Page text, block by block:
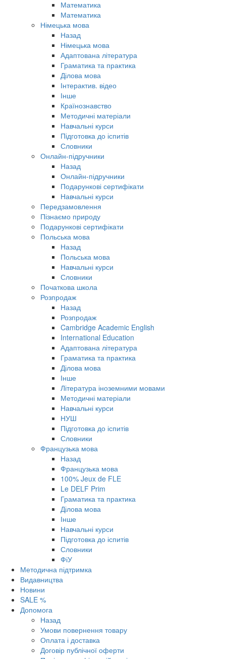
Математика
Математика
Німецька мова
Назад
Німецька мова
Адаптована література
Граматика та практика
Ділова мова
Інтерактив. відео
Інше
Країнознавство
Методичні матеріали
Навчальні курси
Підготовка до іспитів
Словники
Онлайн-підручники
Назад
Онлайн-підручники
Подарункові сертифікати
Навчальні курси
Передзамовлення
Пізнаємо природу
Подарункові сертифікати
Польська мова
Назад
Польська мова
Навчальні курси
Словники
Початкова школа
Розпродаж
Назад
Розпродаж
Cambridge Academic English
International Education
Адаптована література
Граматика та практика
Ділова мова
Інше
Література іноземними мовами
Методичні матеріали
Навчальні курси
НУШ
Підготовка до іспитів
Словники
Французька мова
Назад
Французька мова
100% Jeux de FLE
Le DELF Prim
Граматика та практика
Ділова мова
Інше
Навчальні курси
Підготовка до іспитів
Словники
ФіУ
Методична підтримка
Видавництва
Новини
SALE %
Допомога
Назад
Умови повернення товару
Оплата і доставка
Договір публічної оферти